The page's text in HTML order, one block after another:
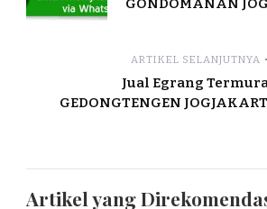
GONDOMANAN
ARTIKEL SELANJUTNYA
Jual Egrang
GEDONGTENGEN
Artikel yang